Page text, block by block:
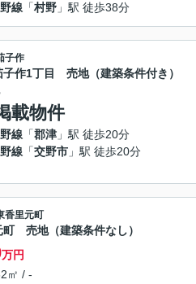
線 「村野 」駅 徒歩38分
子作
子作1丁目 売地（建築条件付き）
載物件
線 「郡津 」駅 徒歩20分
線 「交野市 」駅 徒歩20分
香里元町
町 売地（建築条件なし）
万円
㎡ / -